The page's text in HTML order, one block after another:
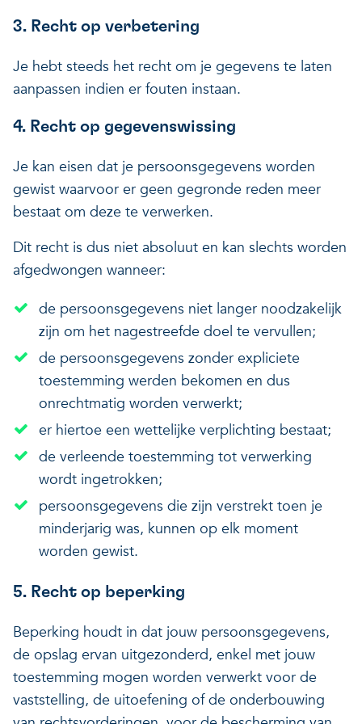
3. Recht op verbetering
Je hebt steeds het recht om je gegevens te laten
aanpassen indien er fouten instaan.
4. Recht op gegevenswissing
Je kan eisen dat je persoonsgegevens worden
gewist waarvoor er geen gegronde reden meer
bestaat om deze te verwerken.
Dit recht is dus niet absoluut en kan slechts worden
afgedwongen wanneer:
de persoonsgegevens niet langer noodzakelijk
zijn om het nagestreefde doel te vervullen;
de persoonsgegevens zonder expliciete
toestemming werden bekomen en dus
onrechtmatig worden verwerkt;
er hiertoe een wettelijke verplichting bestaat;
de verleende toestemming tot verwerking
wordt ingetrokken;
persoonsgegevens die zijn verstrekt toen je
minderjarig was, kunnen op elk moment
worden gewist.
5. Recht op beperking
Beperking houdt in dat jouw persoonsgegevens,
de opslag ervan uitgezonderd, enkel met jouw
toestemming mogen worden verwerkt voor de
vaststelling, de uitoefening of de onderbouwing